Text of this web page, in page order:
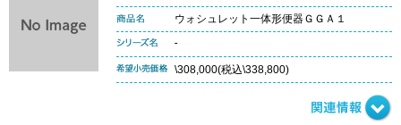
ウォシュレット一体形便器ＧＧＡ１
-
\308,000(税込\338,800)